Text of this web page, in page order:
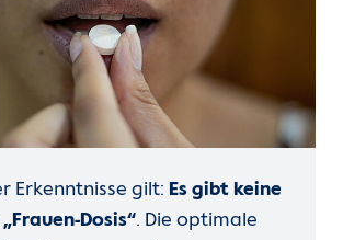
Erkenntnisse gilt: Es gibt keine
Dosis“. Die optimale